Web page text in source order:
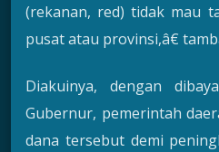
(rekanan, red) tidak mau
pusat atau provinsi,â€
Diakuinya, dengan
Gubernur, pemerintah
dana tersebut demi